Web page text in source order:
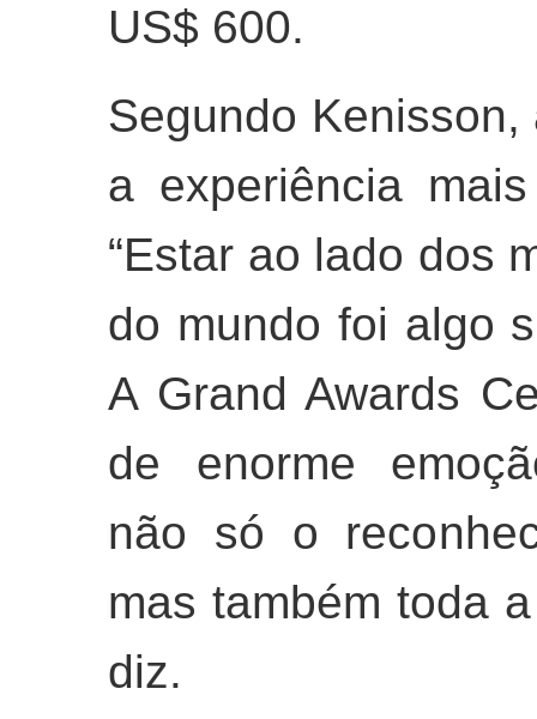
US$ 600.
Segundo
a experiência
“Estar ao lado dos
do mundo foi algo
A Grand Awards
de enorme
não só o
mas também toda
diz.